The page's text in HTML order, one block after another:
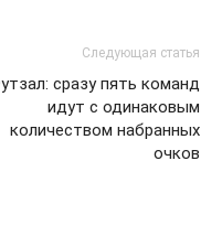
Следующая статья
сразу пять команд
идут с одинаковым
количеством набранных
очков